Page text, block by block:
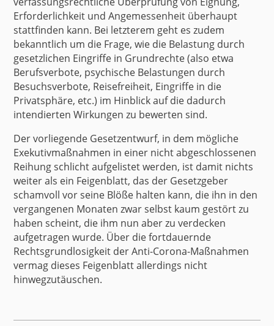
Erforderlichkeit und Angemessenheit überhaupt
stattfinden kann. Bei letzterem geht es zudem
bekanntlich um die Frage, wie die Belastung durch
gesetzlichen Eingriffe in Grundrechte (also etwa
Berufsverbote, psychische Belastungen durch
Besuchsverbote, Reisefreiheit, Eingriffe in die
Privatsphäre, etc.) im Hinblick auf die dadurch
intendierten Wirkungen zu bewerten sind.
Der vorliegende Gesetzentwurf, in dem mögliche
Exekutivmaßnahmen in einer nicht abgeschlossenen
Reihung schlicht aufgelistet werden, ist damit nichts
weiter als ein Feigenblatt, das der Gesetzgeber
schamvoll vor seine Blöße halten kann, die ihn in den
vergangenen Monaten zwar selbst kaum gestört zu
haben scheint, die ihm nun aber zu verdecken
aufgetragen wurde. Über die fortdauernde
Rechtsgrundlosigkeit der Anti-Corona-Maßnahmen
vermag dieses Feigenblatt allerdings nicht
hinwegzutäuschen.